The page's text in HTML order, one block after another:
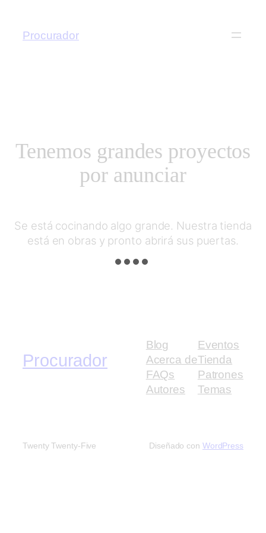
Procurador
Tenemos grandes proyectos
por anunciar
Se está cocinando algo grande. Nuestra tienda
está en obras y pronto abrirá sus puertas.
Procurador
Blog
Acerca de
FAQs
Autores
Eventos
Tienda
Patrones
Temas
Twenty Twenty-Five Diseñado con WordPress